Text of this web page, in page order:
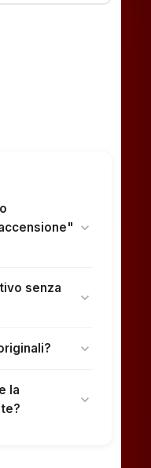
expand_more
senza
expand_more
expand_more
la
expand_more